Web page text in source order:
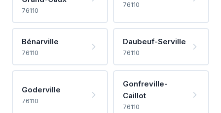
76110
76110
Bénarville
76110
Daubeuf-Serville
76110
Goderville
76110
Gonfreville-
Caillot
76110